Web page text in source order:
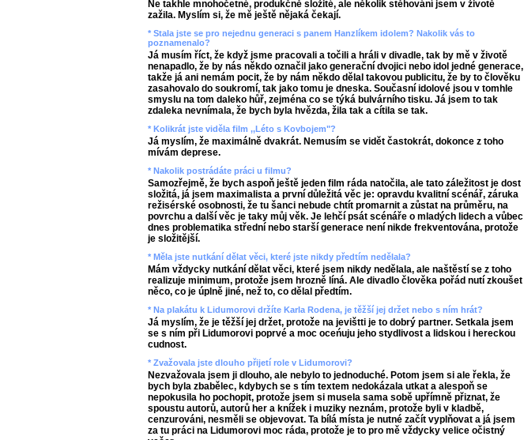
Ne takhle mnohočetné, produkčně složité, ale několik stěhování jsem v životě
zažila. Myslím si, že mě ještě nějaká čekají.
* Stala jste se pro nejednu generaci s panem Hanzlíkem idolem? Nakolik vás to
poznamenalo?
Já musím říct, že když jsme pracovali a točili a hráli v divadle, tak by mě v životě
nenapadlo, že by nás někdo označil jako generační dvojici nebo idol jedné generace,
takže já ani nemám pocit, že by nám někdo dělal takovou publicitu, že by to člověku
zasahovalo do soukromí, tak jako tomu je dneska. Současní idolové jsou v tomhle
smyslu na tom daleko hůř, zejména co se týká bulvárního tisku. Já jsem to tak
zdaleka nevnímala, že bych byla hvězda, žila tak a cítila se tak.
* Kolikrát jste viděla film ,,Léto s Kovbojem"?
Já myslím, že maximálně dvakrát. Nemusím se vidět častokrát, dokonce z toho
mívám deprese.
* Nakolik postrádáte práci u filmu?
Samozřejmě, že bych aspoň ještě jeden film ráda natočila, ale tato záležitost je dost
složitá, já jsem maximalista a první důležitá věc je: opravdu kvalitní scénář, záruka
režisérské osobnosti, že tu šanci nebude chtít promarnit a zůstat na průměru, na
povrchu a další věc je taky můj věk. Je lehčí psát scénáře o mladých lidech a vůbec
dnes problematika střední nebo starší generace není nikde frekventována, protože
je složitější.
* Měla jste nutkání dělat věci, které jste nikdy předtím nedělala?
Mám vždycky nutkání dělat věci, které jsem nikdy nedělala, ale naštěstí se z toho
realizuje minimum, protože jsem hrozně líná. Ale divadlo člověka pořád nutí zkoušet
něco, co je úplně jiné, než to, co dělal předtím.
* Na plakátu k Lidumorovi držíte Karla Rodena, je těžší jej držet nebo s ním hrát?
Já myslím, že je těžší jej držet, protože na jevištti je to dobrý partner. Setkala jsem
se s ním při Lidumorovi poprvé a moc oceńuju jeho stydlivost a lidskou i hereckou
cudnost.
* Zvažovala jste dlouho přijetí role v Lidumorovi?
Nezvažovala jsem ji dlouho, ale nebylo to jednoduché. Potom jsem si ale řekla, že
bych byla zbabělec, kdybych se s tím textem nedokázala utkat a alespoň se
nepokusila ho pochopit, protože jsem si musela sama sobě upřímně přiznat, že
spoustu autorů, autorů her a knížek i muziky neznám, protože byli v kladbě,
cenzurováni, nesměli se objevovat. Ta bílá místa je nutné začít vyplňovat a já jsem
za tu práci na Lidumorovi moc ráda, protože je to pro mě vždycky velice očistný